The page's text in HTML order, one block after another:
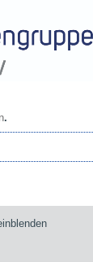
.